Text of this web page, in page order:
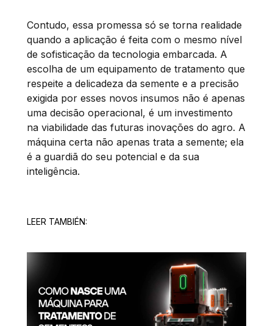
Contudo, essa promessa só se torna realidade
quando a aplicação é feita com o mesmo nível
de sofisticação da tecnologia embarcada. A
escolha de um equipamento de tratamento que
respeite a delicadeza da semente e a precisão
exigida por esses novos insumos não é apenas
uma decisão operacional, é um investimento
na viabilidade das futuras inovações do agro. A
máquina certa não apenas trata a semente; ela
é a guardiã do seu potencial e da sua
inteligência.
LEER TAMBIÉN: